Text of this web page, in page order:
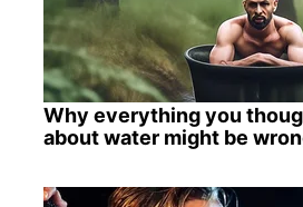
Why everything you
about water might be